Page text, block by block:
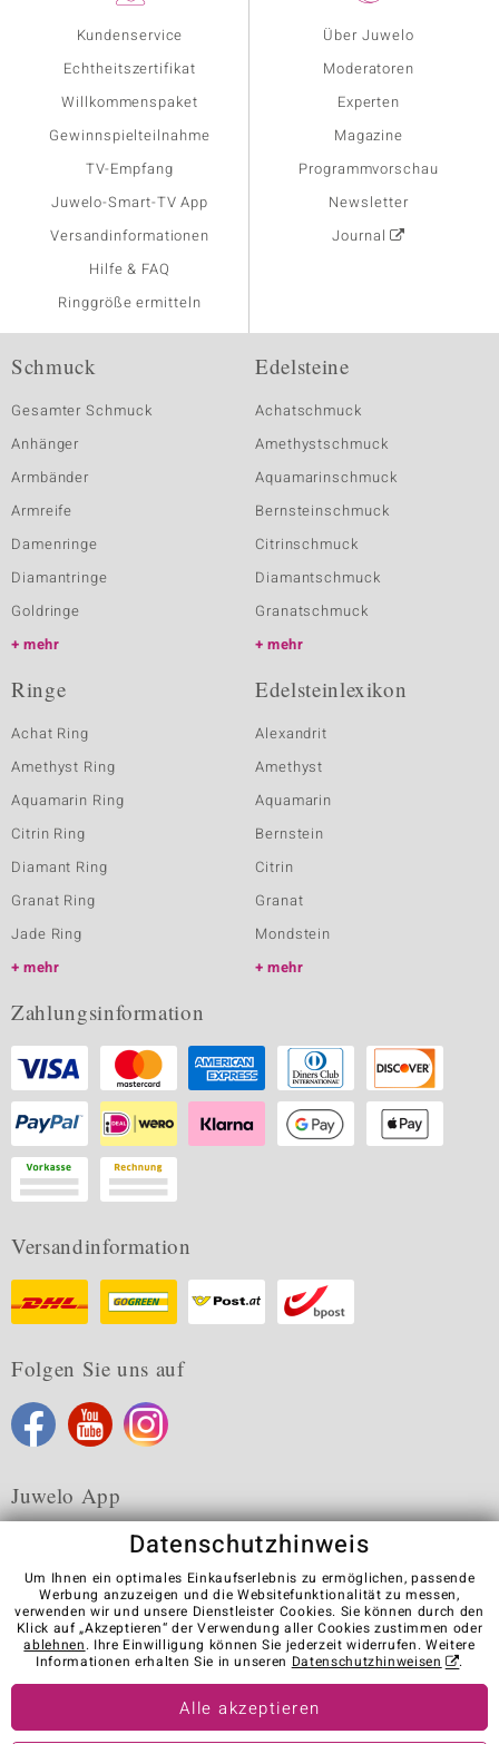
Kundenservice
Echtheitszertifikat
Willkommenspaket
Gewinnspielteilnahme
TV-Empfang
Juwelo-Smart-TV App
Versandinformationen
Hilfe & FAQ
Ringgröße ermitteln
Über Juwelo
Moderatoren
Experten
Magazine
Programmvorschau
Newsletter
Journal
Schmuck
Gesamter Schmuck
Anhänger
Armbänder
Armreife
Damenringe
Diamantringe
Goldringe
mehr
Edelsteine
Achatschmuck
Amethystschmuck
Aquamarinschmuck
Bernsteinschmuck
Citrinschmuck
Diamantschmuck
Granatschmuck
mehr
Ringe
Achat Ring
Amethyst Ring
Aquamarin Ring
Citrin Ring
Diamant Ring
Granat Ring
Jade Ring
mehr
Edelsteinlexikon
Alexandrit
Amethyst
Aquamarin
Bernstein
Citrin
Granat
Mondstein
mehr
Zahlungsinformation
Versandinformation
Folgen Sie uns auf
Juwelo App
Karriere AGB Datenschutz Cookies
Impressum
Kontakt
Vertrag widerrufen
Visit our stores in other countries:
Datenschutzhinweis
Um Ihnen ein optimales Einkaufserlebnis zu ermöglichen, passende
Werbung anzuzeigen und die Websitefunktionalität zu messen,
verwenden wir und unsere Dienstleister Cookies. Sie können durch den
Klick auf „Akzeptieren“ der Verwendung aller Cookies zustimmen oder
ablehnen. Ihre Einwilligung können Sie jederzeit widerrufen. Weitere
Informationen erhalten Sie in unseren Datenschutzhinweisen .
Alle akzeptieren